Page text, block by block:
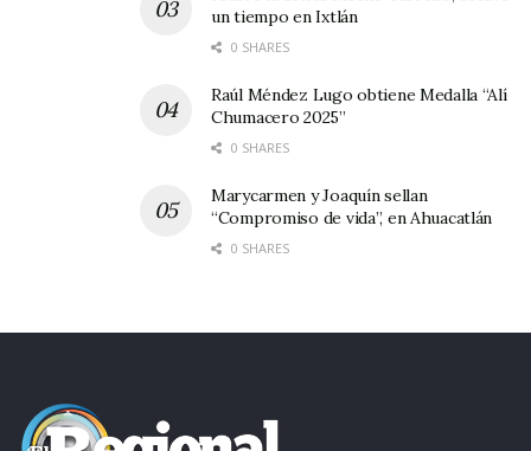
un tiempo en Ixtlán
0 SHARES
Raúl Méndez Lugo obtiene Medalla “Alí
Chumacero 2025”
0 SHARES
Marycarmen y Joaquín sellan
“Compromiso de vida”, en Ahuacatlán
0 SHARES